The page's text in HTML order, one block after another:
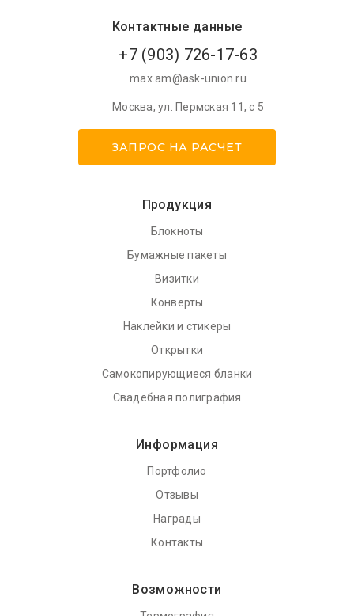
Продукция
Блокноты
Бумажные пакеты
Визитки
Конверты
Наклейки и стикеры
Открытки
Самокопирующиеся бланки
Свадебная полиграфия
Информация
Портфолио
Отзывы
Награды
Контакты
Возможности
Контактные данные
+7 (903) 726-17-63
max.am@ask-union.ru
Москва, ул. Пермская 11, с 5
ЗАПРОС НА РАСЧЕТ